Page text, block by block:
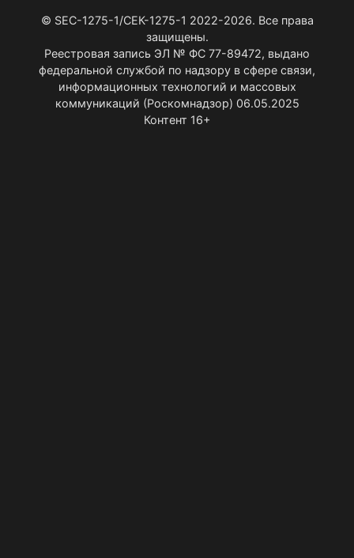
© SEC-1275-1/СЕК-1275-1 2022-2026. Все права
защищены.
Реестровая запись ЭЛ № ФС 77-89472, выдано
федеральной службой по надзору в сфере связи,
информационных технологий и массовых
коммуникаций (Роскомнадзор) 06.05.2025
Контент 16+